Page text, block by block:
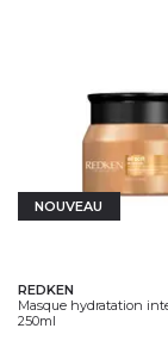
NOUVEAU
REDKEN
Masque hydratation
250ml